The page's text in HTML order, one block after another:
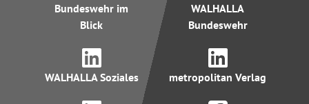
Bundeswehr im
Blick
WALHALLA
Bundeswehr
WALHALLA Soziales metropolitan Verlag